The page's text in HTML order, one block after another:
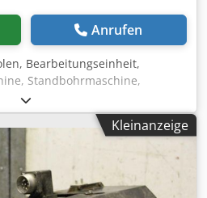
Anrufen
Bearbeitungseinheit,
Standbohrmaschine,
-2x: Pinolen
Horizontal -1x: Vertikal -max.
U/min -eingebaute
1050/1205/H1550
-Gewicht: 222 kg
Kleinanzeige